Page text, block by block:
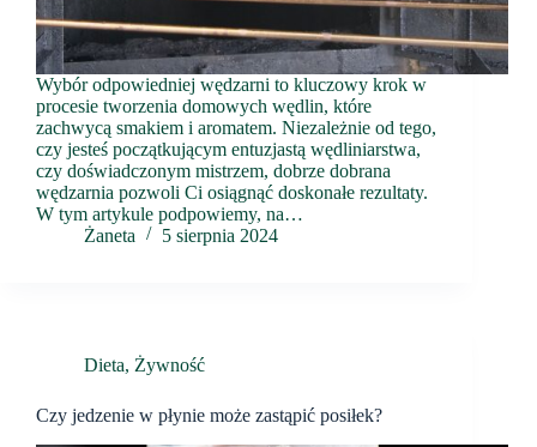
Wybór odpowiedniej wędzarni to kluczowy krok w
procesie tworzenia domowych wędlin, które
zachwycą smakiem i aromatem. Niezależnie od tego,
czy jesteś początkującym entuzjastą wędliniarstwa,
czy doświadczonym mistrzem, dobrze dobrana
wędzarnia pozwoli Ci osiągnąć doskonałe rezultaty.
W tym artykule podpowiemy, na…
Żaneta
5 sierpnia 2024
Dieta, Żywność
Czy jedzenie w płynie może zastąpić posiłek?